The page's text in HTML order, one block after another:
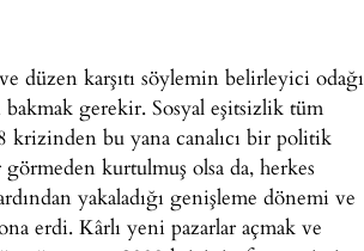
düzen karşıtı söylemin belirleyici odağı
gerekir. Sosyal eşitsizlik tüm
krizinden bu yana canalıcı bir politik
kurtulmuş olsa da, herkes
yakaladığı genişleme dönemi ve
erdi. Kârlı yeni pazarlar açmak ve